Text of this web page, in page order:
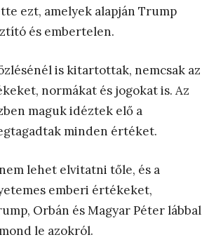
ezt, amelyek alapján Trump
és embertelen.
is kitartottak, nemcsak az
normákat és jogokat is. Az
maguk idéztek elő a
minden értéket.
lehet elvitatni tőle, és a
emberi értékeket,
Orbán és Magyar Péter lábbal
le azokról.